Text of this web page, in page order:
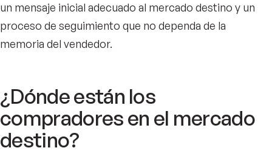
un mensaje inicial adecuado al mercado destino y un
proceso de seguimiento que no dependa de la
memoria del vendedor.
¿Dónde están los
compradores en el mercado
destino?